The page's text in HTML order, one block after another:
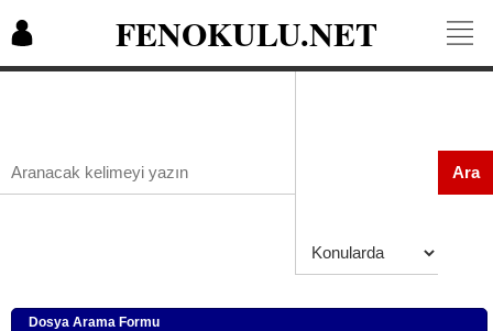
FENOKULU.NET
Ara
Dosya Arama Formu